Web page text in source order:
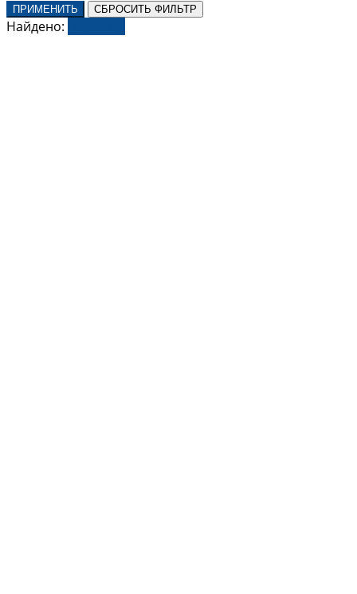
ПРИМЕНИТЬ СБРОСИТЬ ФИЛЬТР
Найдено: